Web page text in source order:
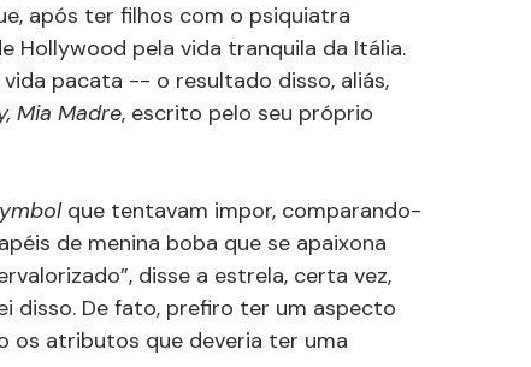
após ter filhos com o psiquiatra
Hollywood pela vida tranquila da Itália.
pacata -- o resultado disso, aliás,
Mia Madre, escrito pelo seu próprio
que tentavam impor, comparando-
de menina boba que se apaixona
disse a estrela, certa vez,
disso. De fato, prefiro ter um aspecto
os atributos que deveria ter uma